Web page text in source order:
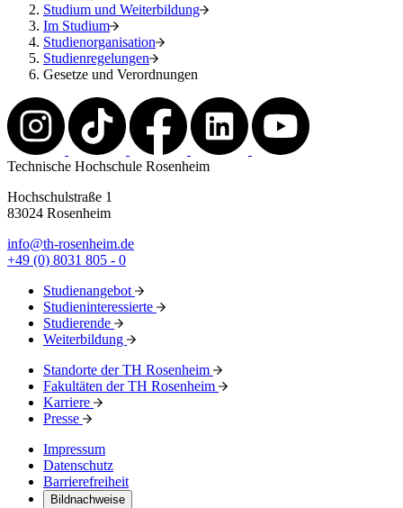
Studium und Weiterbildung
Im Studium
Studienorganisation
Studienregelungen
Gesetze und Verordnungen
Technische Hochschule Rosenheim
Hochschulstraße 1
83024 Rosenheim
info@th-rosenheim.de
+49 (0) 8031 805 - 0
Studienangebot
Studieninteressierte
Studierende
Weiterbildung
Standorte der TH Rosenheim
Fakultäten der TH Rosenheim
Karriere
Presse
Impressum
Datenschutz
Barrierefreiheit
Bildnachweise